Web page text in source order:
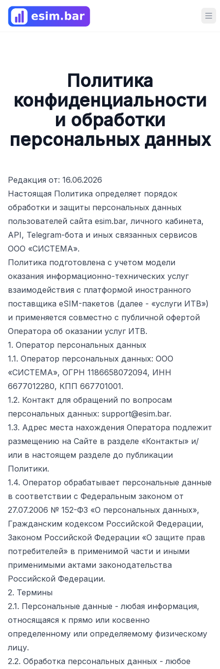
Политика
конфиденциальности
и обработки
персональных данных
Редакция от: 16.06.2026
Настоящая Политика определяет порядок
обработки и защиты персональных данных
пользователей сайта esim.bar, личного кабинета,
API, Telegram-бота и иных связанных сервисов
ООО «СИСТЕМА».
Политика подготовлена с учетом модели
оказания информационно-технических услуг
взаимодействия с платформой иностранного
поставщика eSIM-пакетов (далее - «услуги ИТВ»)
и применяется совместно с публичной офертой
Оператора об оказании услуг ИТВ.
1. Оператор персональных данных
1.1. Оператор персональных данных: ООО
«СИСТЕМА», ОГРН 1186658072094, ИНН
6677012280, КПП 667701001.
1.2. Контакт для обращений по вопросам
персональных данных: support@esim.bar.
1.3. Адрес места нахождения Оператора подлежит
размещению на Сайте в разделе «Контакты» и/
или в настоящем разделе до публикации
Политики.
1.4. Оператор обрабатывает персональные данные
в соответствии с Федеральным законом от
27.07.2006 № 152-ФЗ «О персональных данных»,
Гражданским кодексом Российской Федерации,
Законом Российской Федерации «О защите прав
потребителей» в применимой части и иными
применимыми актами законодательства
Российской Федерации.
2. Термины
2.1. Персональные данные - любая информация,
относящаяся к прямо или косвенно
определенному или определяемому физическому
лицу.
2.2. Обработка персональных данных - любое